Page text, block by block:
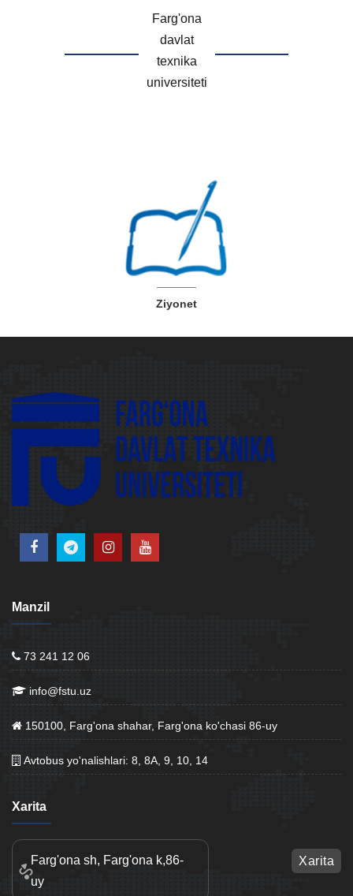
Farg'ona
davlat
texnika
universiteti
Ziyonet
Manzil
73 241 12 06
info@fstu.uz
150100, Farg'ona shahar, Farg'ona ko'chasi 86-uy
Avtobus yo'nalishlari: 8, 8A, 9, 10, 14
Xarita
Farg'ona sh, Farg'ona k,86-
uy
Xarita